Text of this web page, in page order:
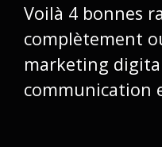
Voilà 4 bonnes
complètement
marketing
communication